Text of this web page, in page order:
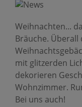
Weihnachten...
Bräuche.
mit glitzerden
dekorieren
Wohnzimmer.
Bei uns auch!